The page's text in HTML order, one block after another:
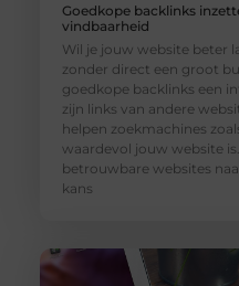
Goedkope backlinks
vindbaarheid
Wil je jouw website beter
zonder direct een groot
goedkope backlinks een
zijn links van andere
helpen zoekmachines
waardevol jouw website
betrouwbare websites
kans